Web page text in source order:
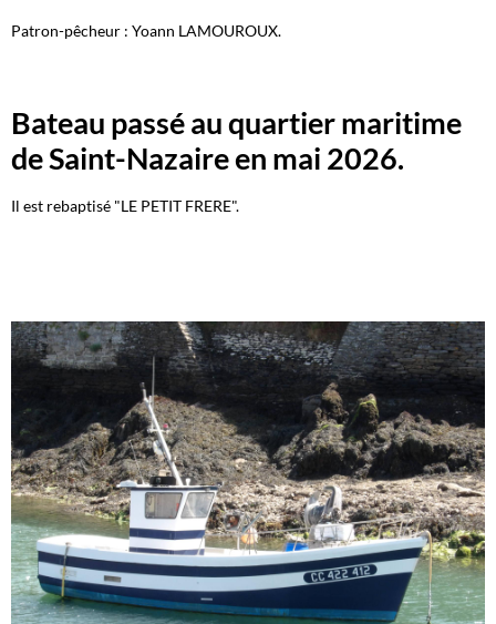
Patron-pêcheur : Yoann LAMOUROUX.
Bateau passé au quartier maritime
de Saint-Nazaire en mai 2026.
Il est rebaptisé "LE PETIT FRERE".